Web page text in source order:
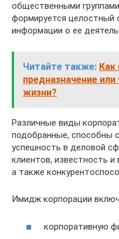
общественными
формируется целостный
информации о ее
Читайте также: Как
предназначение
жизни?
Различные виды
подобранные, способны
успешность в деловой
клиентов, известность и
а также
Имидж корпорации
корпоративную